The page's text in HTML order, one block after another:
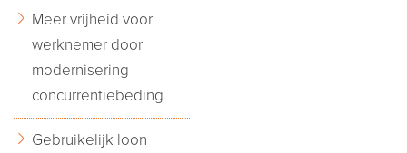
Meer vrijheid voor
werknemer door
modernisering
concurrentiebeding
Gebruikelijk loon